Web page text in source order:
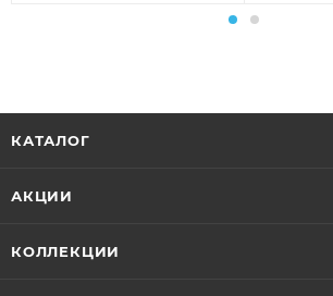
КАТАЛОГ
АКЦИИ
КОЛЛЕКЦИИ